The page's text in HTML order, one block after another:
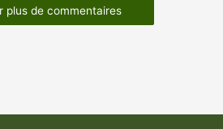
plus de commentaires